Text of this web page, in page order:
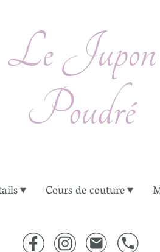
Le Jupon
Poudré
Cours de couture